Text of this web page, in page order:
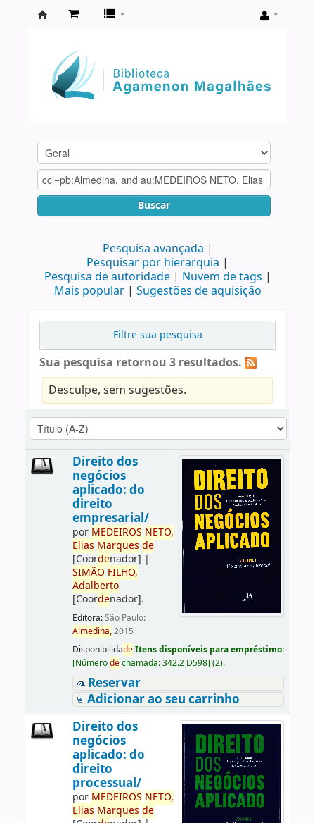
Agamenon
Magalhães
Buscar
Pesquisa avançada
Pesquisar por hierarquia
Pesquisa de autoridade
Nuvem de tags
Mais popular
Sugestões de aquisição
Filtre sua pesquisa
Sua pesquisa retornou 3 resultados.
Desculpe, sem sugestões.
Direito dos
negócios
aplicado: do
direito
empresarial/
por MEDEIROS NETO,
Elias Marques de
[Coordenador] |
SIMÃO FILHO,
Adalberto
[Coordenador].
Editora:São Paulo:
Almedina,2015
Disponibilidade:Itens disponíveis para empréstimo:
[Númerodechamada:342.2 D598] (2).
Reservar
Adicionar ao seu carrinho
Direito dos
negócios
aplicado: do
direito
processual/
por MEDEIROS NETO,
Elias Marques de